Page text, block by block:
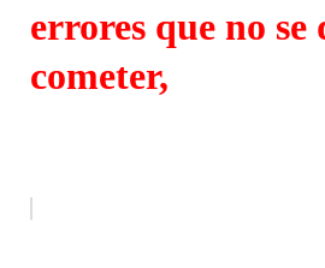
errores que no se
cometer,